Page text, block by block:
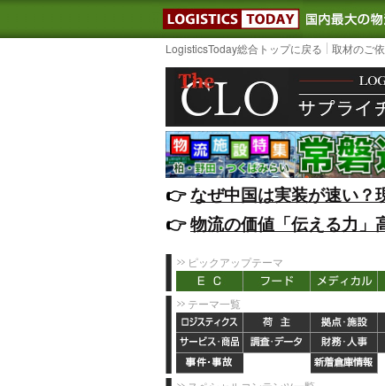
LOGISTICS
LogisticsToday総合トップに戻る 取材のご
👉️なぜ中国は実装が速い？
👉️物流の価値「伝える力」
ピックアップテーマ
テーマ一覧